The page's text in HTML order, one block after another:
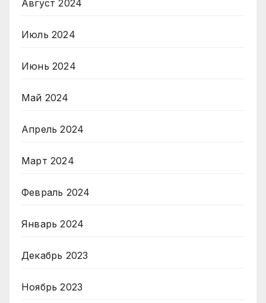
Август 2024
Июль 2024
Июнь 2024
Май 2024
Апрель 2024
Март 2024
Февраль 2024
Январь 2024
Декабрь 2023
Ноябрь 2023